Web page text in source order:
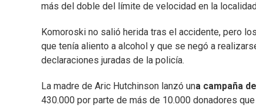
más del doble del límite de velocidad en la
Komoroski no salió herida tras el accidente, pero
que tenía aliento a alcohol y que se negó a
declaraciones juradas de la policía.
La madre de Aric Hutchinson lanzó una campaña
430.000 por parte de más de 10.000 donadores